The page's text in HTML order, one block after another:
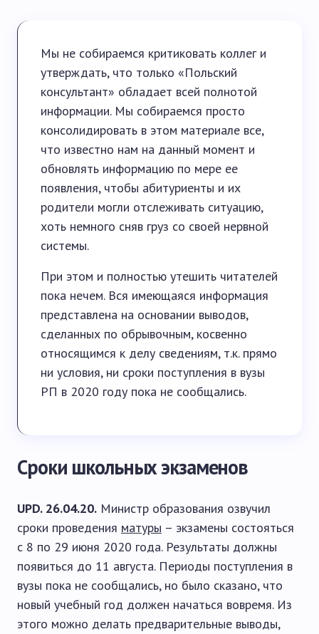
Мы не собираемся критиковать коллег и
утверждать, что только «Польский
консультант» обладает всей полнотой
информации. Мы собираемся просто
консолидировать в этом материале все,
что известно нам на данный момент и
обновлять информацию по мере ее
появления, чтобы абитуриенты и их
родители могли отслеживать ситуацию,
хоть немного сняв груз со своей нервной
системы.
При этом и полностью утешить читателей
пока нечем. Вся имеющаяся информация
представлена на основании выводов,
сделанных по обрывочным, косвенно
относящимся к делу сведениям, т.к. прямо
ни условия, ни сроки поступления в вузы
РП в 2020 году пока не сообщались.
Сроки школьных экзаменов
UPD. 26.04.20. Министр образования озвучил
сроки проведения матуры – экзамены состояться
с 8 по 29 июня 2020 года. Результаты должны
появиться до 11 августа. Периоды поступления в
вузы пока не сообщались, но было сказано, что
новый учебный год должен начаться вовремя. Из
этого можно делать предварительные выводы,